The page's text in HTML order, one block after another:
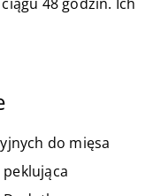
do mięsa